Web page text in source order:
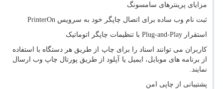
مزایای پرینترهای سامسونگ
ثبت نام وب ساده برای اتصال چاپگر خود به سرویس PrinterOn
استقرار Plug-and-Play با تنظیمات چاپگر اتوماتیک
کاربران می توانند اسناد را برای چاپ از طریق هر دستگاه با استفاده
از برنامه های موبایل، ایمیل یا آپلود از طریق پورتال چاپ وب ارسال
نمایند.
پشتیبانی از چاپی امن